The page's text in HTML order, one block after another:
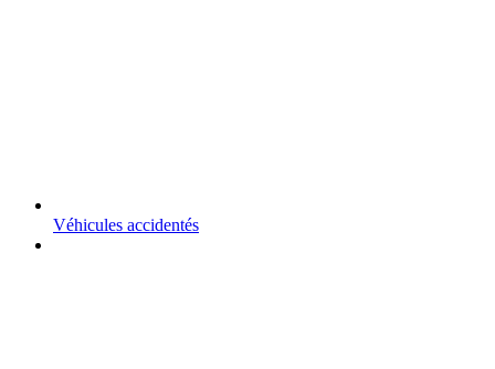
Véhicules accidentés